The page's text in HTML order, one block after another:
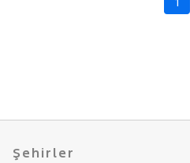
Şehirler